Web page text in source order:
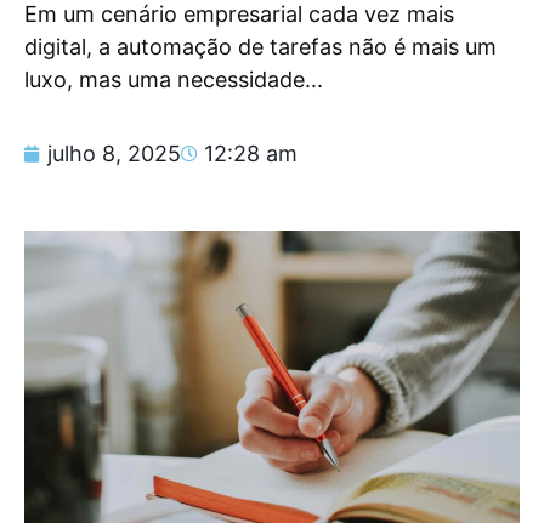
Em um cenário empresarial cada vez mais
digital, a automação de tarefas não é mais um
luxo, mas uma necessidade...
julho 8, 2025 12:28 am